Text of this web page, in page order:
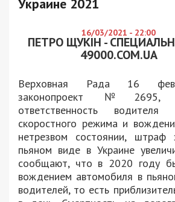
Украине 2021
16/03/2021 - 22:00
ПЕТРО ЩУКІН -
49000.COM.UA
Верховная Рада 16
законопроект №2695,
ответственность
скоростного режима и
нетрезвом состоянии,
пьяном виде в Украине
сообщают, что в 2020 году
вождением автомобиля в
водителей, то есть